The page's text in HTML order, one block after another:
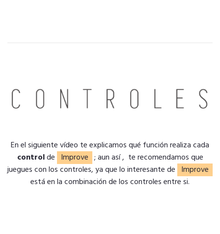
En el siguiente vídeo te explicamos qué función realiza cada
controlde Improve ; aun así , te recomendamos que
juegues con los controles, ya que lo interesante de Improve
está en la combinación de los controles entre si.